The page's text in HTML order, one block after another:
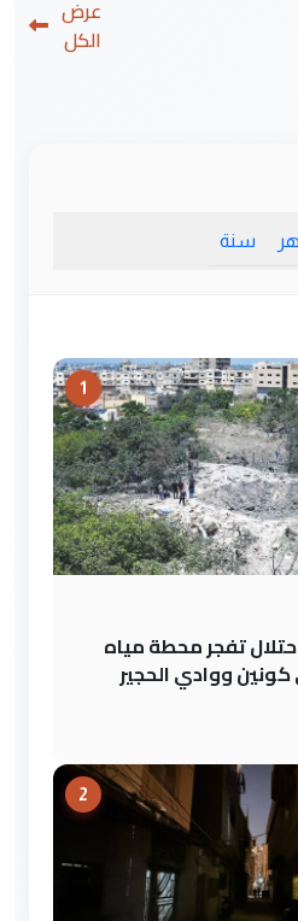
عرض
الكل
سنة
1
تفجر محطة مياه
ووادي الحجير
2